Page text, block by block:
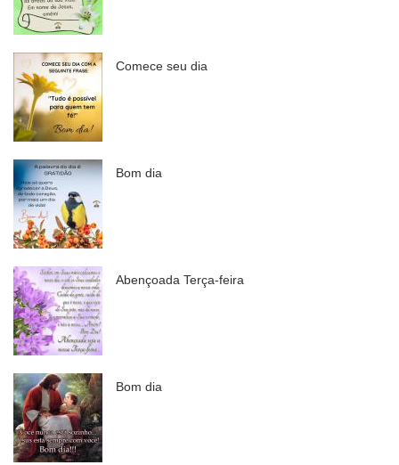
Comece seu dia
Bom dia
Abençoada Terça-feira
Bom dia